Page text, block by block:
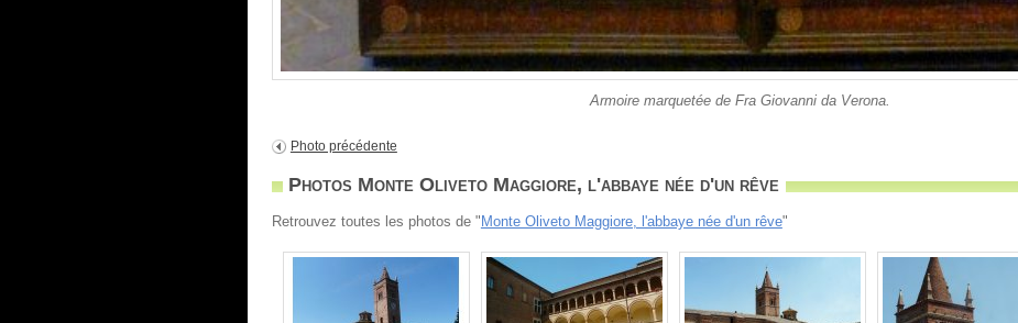
Armoire marquetée de Fra Giovanni da Verona.
Photo précédente
Photos Monte Oliveto Maggiore, l'abbaye née d'un rêve
Retrouvez toutes les photos de "Monte Oliveto Maggiore, l'abbaye née d'un rêve"